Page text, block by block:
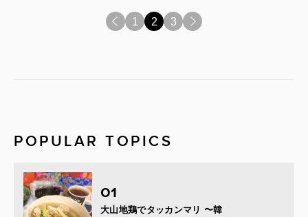
< 1 2 3 >
POPULAR TOPICS
大山地鶏でタッカンマリ 〜韓